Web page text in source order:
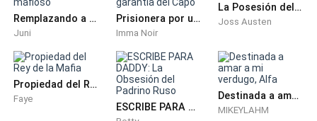
— ¡Qué grosero! —exclamé— ¡No soy una oportunista y
menos una asesina!
—perdón, mi señora, le repito, soy solo un humilde
servidor. —declara el fanfarrón, temblando.
El abuelo, don Joseph, me pide que se los deje leer, y
Remplazando a la novia del mafioso
Juni
Prisionera por un año: La novia en garantía del Capo
Imma Noir
La Posesión del Mafioso
Joss Austen
Propiedad del Rey de la Mafia
Faye
ESCRIBE PARA DADDY: La Obsesión del Padrino Ruso
Destinada a amar a mi verdugo, Alfa
MIKEYLAHM